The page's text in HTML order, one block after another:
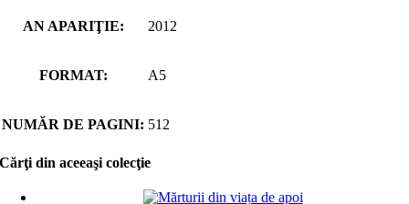
AN APARIŢIE: 2012
FORMAT: A5
NUMĂR DE PAGINI: 512
Cărţi din aceeaşi colecţie